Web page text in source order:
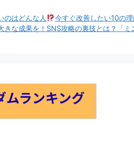
のはどんな人
今すぐ改善したい10の
きな成果を！SNS攻略の裏技とは？「